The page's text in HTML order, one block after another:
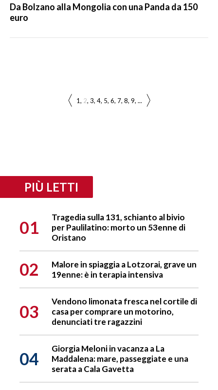
Da Bolzano alla Mongolia con una Panda da 150
euro
1 2 3 4 5 6 7 8 9 ...
PIÙ LETTI
01
Tragedia sulla 131, schianto al bivio
per Paulilatino: morto un 53enne di
Oristano
02
Malore in spiaggia a Lotzorai, grave un
19enne: è in terapia intensiva
03
Vendono limonata fresca nel cortile di
casa per comprare un motorino,
denunciati tre ragazzini
04
Giorgia Meloni in vacanza a La
Maddalena: mare, passeggiate e una
serata a Cala Gavetta